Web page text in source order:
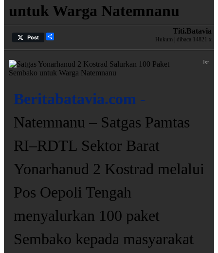
untuk Warga Natemnanu
Post
Titi.batavia
Hukum | dibaca 14821 x
Ist.
Beritabatavia.com -
Natemnanu – Satgas Pamtas
RI–RDTL Sektor Barat
Yonarhanud 2 Kostrad melalui
Pos Oepoli Tengah
menyalurkan 100 paket
Sembako kepada masyarakat